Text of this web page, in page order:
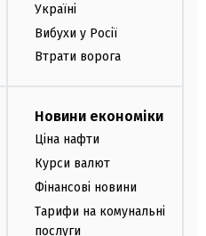
Україні
Вибухи у Росії
Втрати ворога
Новини економіки
Ціна нафти
Курси валют
Фінансові новини
Тарифи на комунальні
послуги